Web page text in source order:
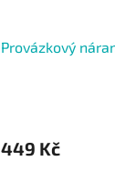
Provázkový
449 Kč